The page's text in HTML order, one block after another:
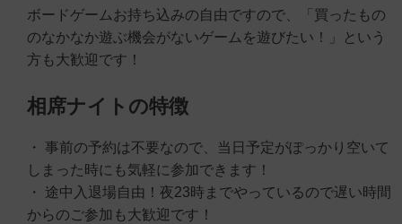
ボードゲームお持ち込みの自由ですので、「買ったもの
のなかなか遊ぶ機会がないゲームを遊びたい！」という
方も大歓迎です！
相席ナイトの特徴
・ 事前の予約は不要なので、当日予定がぽっかり空いて
しまった時にも気軽に参加できます！
・ 途中入退場自由！夜23時までやっているので遅い時間
からのご参加も大歓迎です！